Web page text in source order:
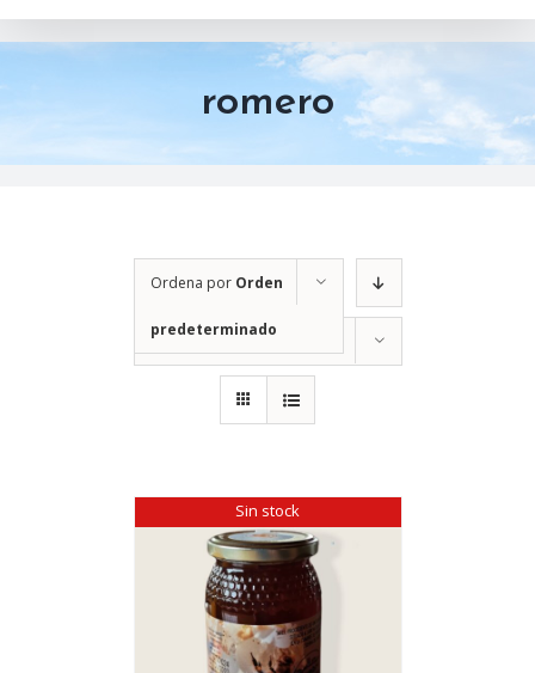
romero
Ordena por Orden
predeterminado
Mostrar12 productos
Sin stock